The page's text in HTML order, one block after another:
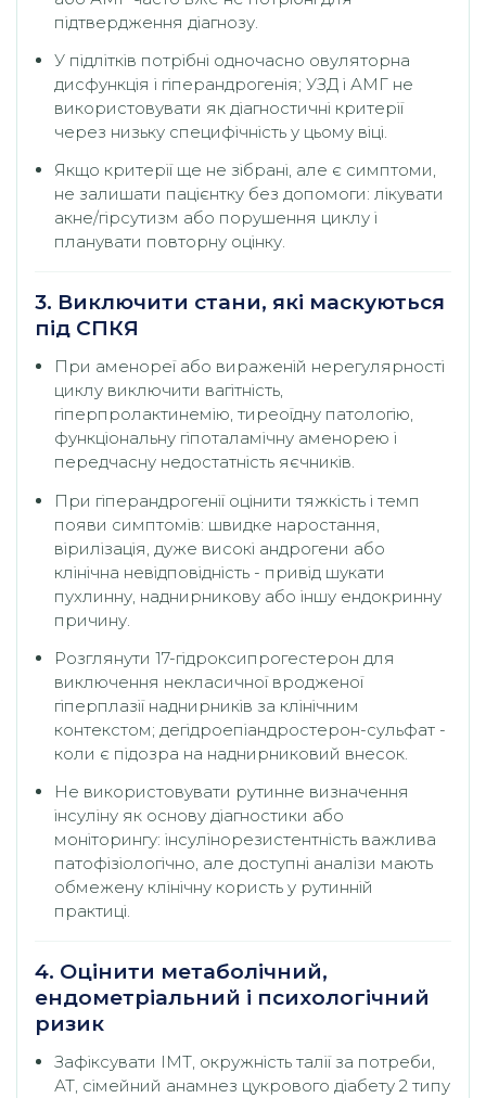
підтвердження діагнозу.
У підлітків потрібні одночасно овуляторна
дисфункція і гіперандрогенія; УЗД і АМГ не
використовувати як діагностичні критерії
через низьку специфічність у цьому віці.
Якщо критерії ще не зібрані, але є симптоми,
не залишати пацієнтку без допомоги: лікувати
акне/гірсутизм або порушення циклу і
планувати повторну оцінку.
3. Виключити стани, які маскуються
під СПКЯ
При аменореї або вираженій нерегулярності
циклу виключити вагітність,
гіперпролактинемію, тиреоїдну патологію,
функціональну гіпоталамічну аменорею і
передчасну недостатність яєчників.
При гіперандрогенії оцінити тяжкість і темп
появи симптомів: швидке наростання,
вірилізація, дуже високі андрогени або
клінічна невідповідність - привід шукати
пухлинну, наднирникову або іншу ендокринну
причину.
Розглянути 17-гідроксипрогестерон для
виключення некласичної вродженої
гіперплазії наднирників за клінічним
контекстом; дегідроепіандростерон-сульфат -
коли є підозра на наднирниковий внесок.
Не використовувати рутинне визначення
інсуліну як основу діагностики або
моніторингу: інсулінорезистентність важлива
патофізіологічно, але доступні аналізи мають
обмежену клінічну користь у рутинній
практиці.
4. Оцінити метаболічний,
ендометріальний і психологічний
ризик
Зафіксувати ІМТ, окружність талії за потреби,
АТ, сімейний анамнез цукрового діабету 2 типу